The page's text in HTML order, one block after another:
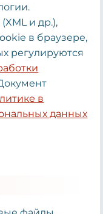
и др.),
в браузере,
регулируются
в
данных